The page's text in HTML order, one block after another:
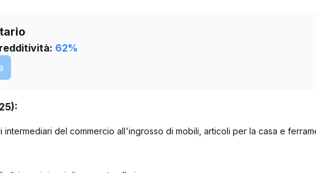
62%
intermediari del commercio all'ingrosso di mobili, articoli per la casa e